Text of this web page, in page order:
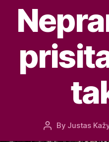
Post
By Justas